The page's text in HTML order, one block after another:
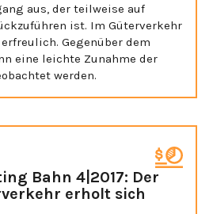
aus, der teilweise auf
ist. Im Güterverkehr
Gegenüber dem
eine leichte Zunahme der
werden.
Bahn 4|2017: Der
erholt sich